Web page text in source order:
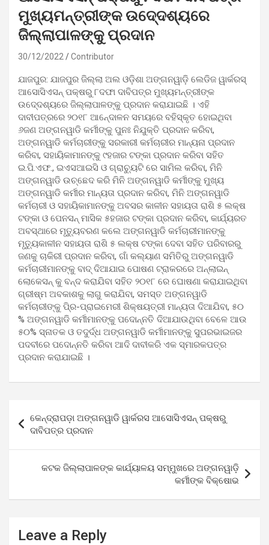
ମୁଖ୍ୟମନ୍ତ୍ରୀଙ୍କ ଉଦେ୍ଦଶ୍ୟରେ
ଜିଲ୍ଲାପାଳଙ୍କୁ ପ୍ରଦାନ
30/12/2022 Contributor
ଯାଜପୁର: ଯାଜପୁର ଜିଲ୍ଲା ଅଲ ଓଡ଼ିଶା ଅଙ୍ଗନୱାଡ଼ି ଲେଡିଜ ୱାର୍କରସ୍
ଆସୋସିଏସନ୍ ପକ୍ଷରୁ ୮ଦଫା ଦାବିପତ୍ର ମୁଖ୍ୟମନ୍ତ୍ରୀଙ୍କ
ଉଦେ୍ଦଶ୍ୟରେ ଜିଲ୍ଲାପାଳଙ୍କୁ ପ୍ରଦାନ କରାଯାଇଛି । ଏହି
ଦାବୀପତ୍ରରେ ୨୦୧୮ ଆନେ୍ଦାଳନ ସମୟରେ ବହିସ୍କୃତ ହୋଇଥିବା
୬ଜଣ ଅଙ୍ଗନୱାଡି କର୍ମୀଙ୍କୁ ପୁନଃ ନିଯୁକ୍ତି ପ୍ରଦାନ କରିବା,
ଅଙ୍ଗନୱାଡି କର୍ମଚାରୀଙ୍କୁ ସରକାରୀ କର୍ମଚାରୀର ମାନ୍ୟନା ପ୍ରଦାନ
କରିବା, ସହାୟିକାମାନଙ୍କୁ ୯ହଜାର ଟଙ୍କା ପ୍ରଦାନ କରିବା ସହିତ
ଇ.ପି.ଏଫ., ଇଏସଆଇସି ଓ ଗ୍ରାଚୁ୍ୟଟି ରେ ସାମିଲ କରିବା, ମିନି
ଅଙ୍ଗନୱାଡି ଉଚ୍ଛେଦ କରି ମିନି ଅଙ୍ଗନୱାଡି କର୍ମୀଙ୍କୁ ମୁଖ୍ୟ
ଅଙ୍ଗନୱାଡି କର୍ମୀର ମାନ୍ୟତା ପ୍ରଦାନ କରିବା, ମିନି ଅଙ୍ଗନୱାଡି
କର୍ମଚାରୀ ଓ ସହାୟିକାମାନଙ୍କୁ ଅବସର କାଳୀନ ସହାୟତା ରାଶି ୫ ଲକ୍ଷ
ଟଙ୍କା ଓ ପେନସନ୍ ମାସିକ ୫ହଜାର ଟଙ୍କା ପ୍ରଦାନ କରିବା, କାର୍ଯ୍ୟରତ
ଅବସ୍ଥାରେ ମୃତୁ୍ୟବରଣ କଲେ ଅଙ୍ଗନୱାଡି କର୍ମଚାରୀମାନଙ୍କୁ
ମୃତୁ୍ୟକାଳୀନ ସହାୟତା ରାଶି ୫ ଲକ୍ଷ ଟଙ୍କା ଦେବା ସହିତ ପରିବାରରୁ
ଜଣକୁ ଚାକିରୀ ପ୍ରଦାନ କରିବା, ଗାଁ କଲ୍ୟାଣ ସମିତିରୁ ଅଙ୍ଗନୱାଡି
କର୍ମଚାରୀମାନଙ୍କୁ ବାଦ୍ ଦିଆଯାଇ ପୋଷଣ ଟ୍ରାକରରେ ଅନ୍ଲାଇନ୍
ଲୋକେସନ୍ କୁ ବନ୍ଦ କରାଯିବା ସହିତ ୨୦୧୮ ରେ ଘୋଷଣା କରାଯାଇଥିବା
ଗ୍ରୀଷ୍ମ ଅବକାଶକୁ ଲାଗୁ କରାଯିବା, ସମସ୍ତ ଅଙ୍ଗନୱାଡି
କର୍ମଚାରୀଙ୍କୁ ପି୍ର-ପ୍ରାଇମେରୀ ଶିକ୍ଷୟତ୍ରୀ ମାନ୍ୟତା ଦିଆଯିବା, ୫୦
% ଅଙ୍ଗନୱାଡି କର୍ମୀମାନଙ୍କୁ ପଦୋନ୍ନତି ଦିଆଯାଉଥିବା ବେଳେ ଆଉ
୫୦% ସ୍ନାତକ ଓ ତଦୁର୍ଦ୍ଧ ଅଙ୍ଗନୱାଡି କର୍ମୀମାନଙ୍କୁ ସୁପରଭାଇଜର
ପଦବୀରେ ପଦୋନ୍ନତି କରିବା ଆଦି ଦାବୀକରି ଏକ ସ୍ମାରକପତ୍ର
ପ୍ରଦାନ କରାଯାଇଛି ।
navigation
କେନ୍ଦ୍ରାପଡ଼ା ଅଙ୍ଗନୱାଡି ୱାର୍କରସ ଆସୋସିଏସନ୍ ପକ୍ଷରୁ
ଦାବିପତ୍ର ପ୍ରଦାନ
କଟକ ଜିଲ୍ଲାପାଳଙ୍କ କାର୍ଯ୍ୟାଳୟ ସମ୍ମୁଖରେ ଅଙ୍ଗନୱାଡ଼ି
କର୍ମୀଙ୍କ ବିକ୍ଷୋଭ
Leave a Reply